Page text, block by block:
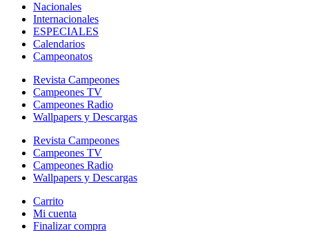
Nacionales
Internacionales
ESPECIALES
Calendarios
Campeonatos
Revista Campeones
Campeones TV
Campeones Radio
Wallpapers y Descargas
Revista Campeones
Campeones TV
Campeones Radio
Wallpapers y Descargas
Carrito
Mi cuenta
Finalizar compra